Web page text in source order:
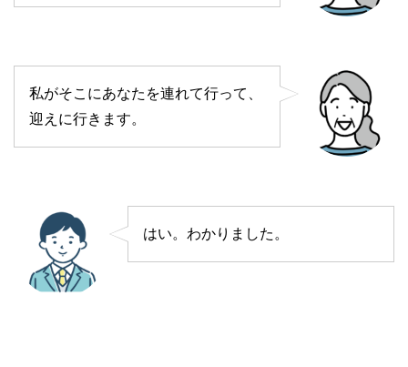
私がそこにあなたを連れて行って、
迎えに行きます。
はい。わかりました。